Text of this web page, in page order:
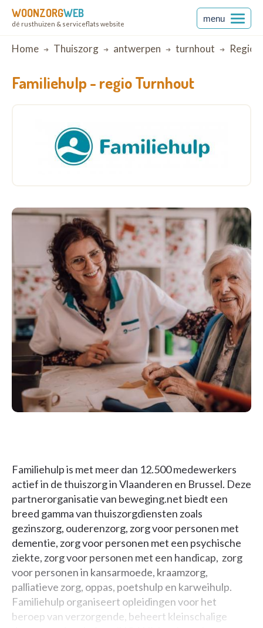
WOONZORGWEB
dé rusthuizen & serviceflats website
menu
Breadcrumb
Home Thuiszorg antwerpen turnhout Regio
Familiehulp - regio Turnhout
Familiehulp is met meer dan 12.500 medewerkers
actief in de thuiszorg in Vlaanderen en Brussel. Deze
partnerorganisatie van beweging.net biedt een
breed gamma van thuiszorgdiensten zoals
gezinszorg, ouderenzorg, zorg voor personen met
dementie, zorg voor personen met een psychische
ziekte, zorg voor personen met een handicap, zorg
voor personen in kansarmoede, kraamzorg,
palliatieve zorg, oppas, poetshulp en karweihulp.
Familiehulp organiseert opleidingen voor het
beroep van verzorgende, beheert kleinschalige